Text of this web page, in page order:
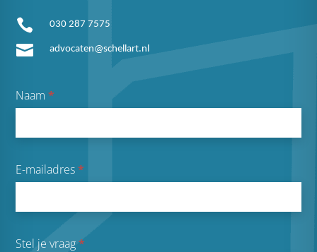
 030 287 7575
 advocaten@schellart.nl
Naam*
E-mailadres*
Stel je vraag*